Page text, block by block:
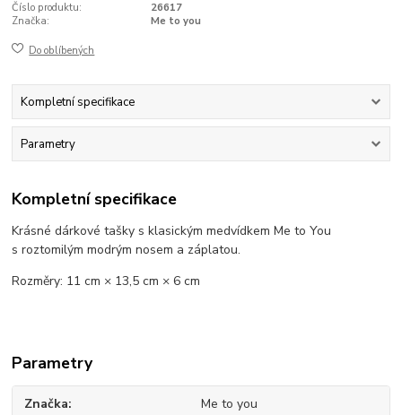
Číslo produktu:
26617
Značka:
Me to you
Do oblíbených
Kompletní specifikace
Parametry
Kompletní specifikace
Krásné dárkové tašky s klasickým medvídkem Me to You
s roztomilým modrým nosem a záplatou.
Rozměry: 11 cm × 13,5 cm × 6 cm
Parametry
Značka Me to you